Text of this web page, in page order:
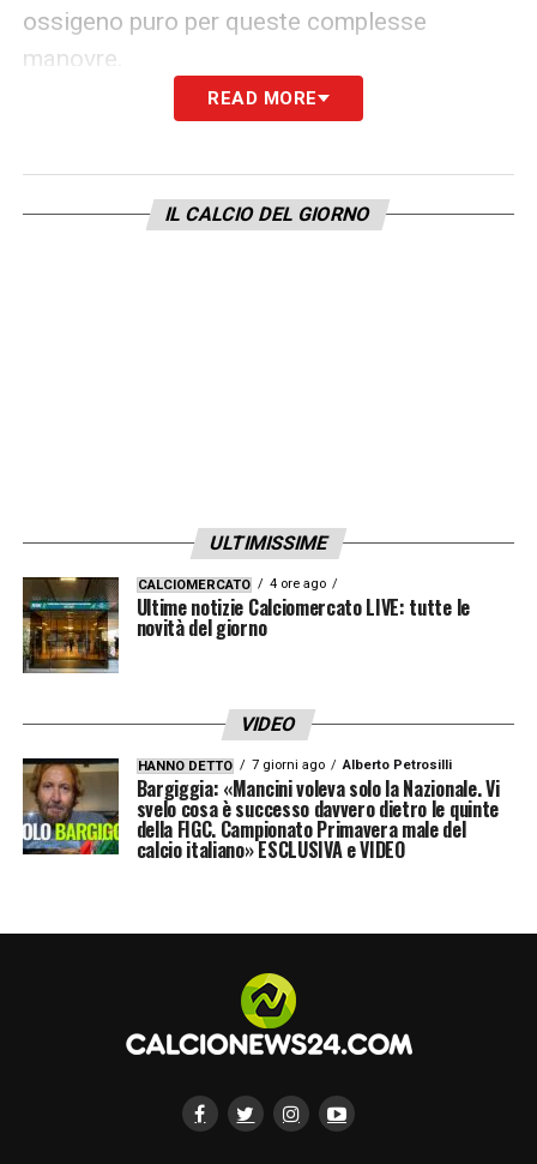
ossigeno puro per queste complesse
manovre.
L’acquisto di Koné non è solo una mossa
più verticale e aggressivo
nuovo tecnico Chivu ha mostrato la
due. Per fargli spazio, sarà necessario
trovare una sistemazione per
il cui ingaggio da 4,5 milioni complica i piani,
mentre è da escludere che
Frattesipossa rientrare in questa
LA PLAYLIST DELLE NOSTRE TOP NEWS
READ MORE
IL CALCIO DEL GIORNO
ULTIMISSIME
CALCIOMERCATO 4 ore ago
Ultime notizie Calciomercato LIVE: tutte le
novità del giorno
VIDEO
HANNO DETTO 7 giorni ago Alberto Petrosilli
Bargiggia: «Mancini voleva solo la Nazionale. Vi
svelo cosa è successo davvero dietro le quinte
della FIGC. Campionato Primavera male del
calcio italiano» ESCLUSIVA e VIDEO